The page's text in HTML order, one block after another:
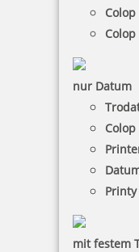
nur Datum
mit festem
Jetzt gestalten